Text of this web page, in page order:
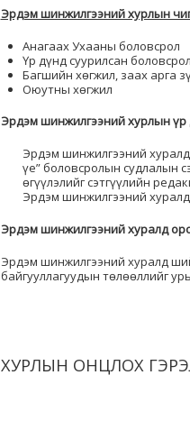
Эрдэм шинжилгээний хурлын
Анагаах Ухааны боловсрол
Үр дүнд суурилсан
Багшийн хөгжил, заах арга
Оюутны хөгжил
Эрдэм шинжилгээний хурлын үр
Эрдэм шинжилгээний
үе” боловсролын судлалын
өгүүлэлийг сэтгүүлийн
Эрдэм шинжилгээний
Эрдэм шинжилгээний хуралд
Эрдэм шинжилгээний хуралд
байгууллагуудын төлөөллийг
ХУРЛЫН ОНЦЛОХ